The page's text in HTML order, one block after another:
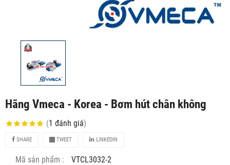
Hãng Vmeca - Korea - Bơm hút chân không
(1 đánh giá)
SHARE TWEET LINKEDIN
Mã sản phẩm :
VTCL3032-2